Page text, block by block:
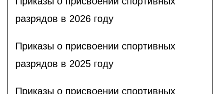
разрядов в 2026 году
Приказы о присвоении спортивных
разрядов в 2025 году
Приказы о присвоении спортивных